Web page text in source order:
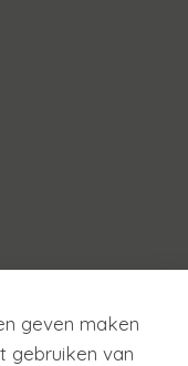
geven maken
gebruiken van